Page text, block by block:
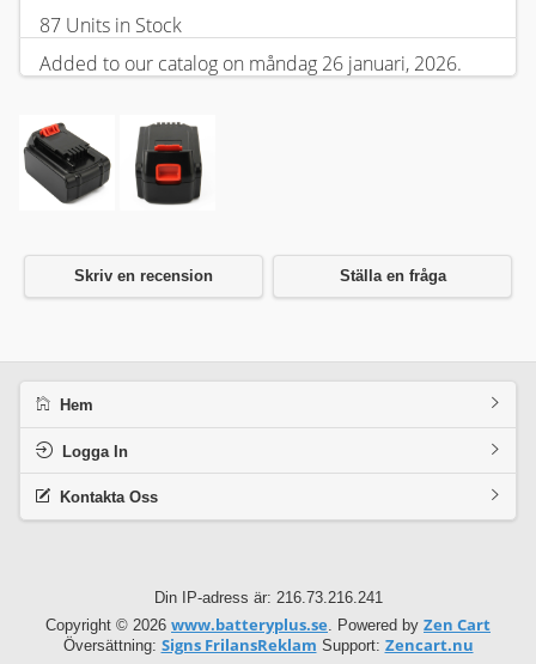
87 Units in Stock
Added to our catalog on måndag 26 januari, 2026.
Skriv en recension Ställa en fråga
Hem
Logga In
Kontakta Oss
Din IP-adress är: 216.73.216.241
Copyright © 2026 www.batteryplus.se. Powered by Zen Cart
Översättning: Signs FrilansReklam Support: Zencart.nu